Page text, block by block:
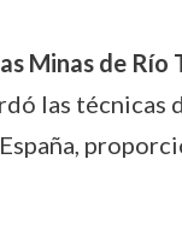
Minas de Río
las